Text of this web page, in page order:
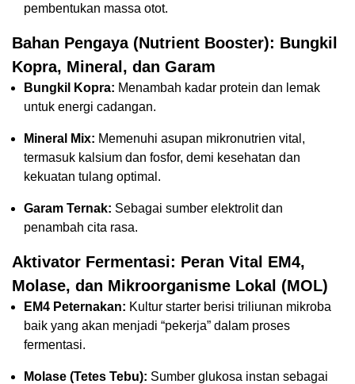
pembentukan massa otot.
Bahan Pengaya (Nutrient Booster): Bungkil
Kopra, Mineral, dan Garam
Bungkil Kopra: Menambah kadar protein dan lemak
untuk energi cadangan.
Mineral Mix: Memenuhi asupan mikronutrien vital,
termasuk kalsium dan fosfor, demi kesehatan dan
kekuatan tulang optimal.
Garam Ternak: Sebagai sumber elektrolit dan
penambah cita rasa.
Aktivator Fermentasi: Peran Vital EM4,
Molase, dan Mikroorganisme Lokal (MOL)
EM4 Peternakan: Kultur starter berisi triliunan mikroba
baik yang akan menjadi “pekerja” dalam proses
fermentasi.
Molase (Tetes Tebu): Sumber glukosa instan sebagai